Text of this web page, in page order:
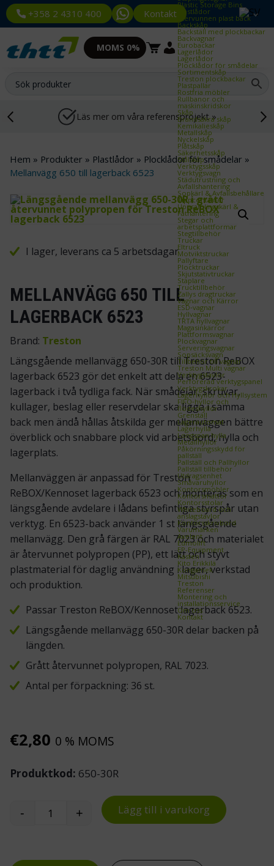
+358 2 4310 400 Kontakt
Plastic Storage Bins
Plastlådor
Återvunnen plast back
Backskåp
Backställ med plockbackar
Backvagnar
Eurobackar
Lagerlådor
Lagerlådor
Plocklådor för smådelar
Sortimentskåp
Treston plockbackar
Plastpallar
Rostfria möbler
Rullbanor och
maskinskridskor
Skåp
Brandsäkra skåp
Kemikalieskåp
Metallskåp
Nyckelskåp
Plåtskåp
Säkerhetsskåp
Stålskåp
Verktygsskåp
Verktygsvagn
Städutrustning och
Avfallshantering
Sopkärl & Avfallsbehållare
Tippcontainer
Uppsamlingskärl &
Fathantering
Stegar och
arbetsplattformar
Stegtillbehör
Truckar
Eltruck
Motviktstruckar
Pallyftare
Plocktruckar
Skjutstativtruckar
Staplare
Trucktillbehör
Zallys dragtruckar
Vagnar och Kärror
ESD‑vagnar
Hyllvagnar
TRTA hyllvagnar
Magasinkärror
Plattformsvagnar
Plockvagnar
Serveringsvagnar
Sopsäcksvagn
Tillbehör till vagnar
Treston Multi vagnar
Verktygstavlor
Perforerad verktygspanel
Verktygskrokar
Lagerhyllor och Hyllsystem
FIFO‑hyllor och
flödeshyllor
Grenställ
Lagerautomat
Lagerhylla
Longspan hylla
Metallhyllor
Påkörningsskydd för
pallställ
Pallställ och Pallhyllor
Pallställ tillbehör
Utdragsenhet
Småvaruhyllor
Kontorsmöbler
Kontorsmattor
Kontorsstolar
Whiteboard och
anslagstavlor
Kontorsskrivbord
Varumärken
Axelent
Edmolift
EP-Equipment
Kasten
Kito Erikkilä
Kongamek
Mitsubishi
Treston
Referenser
Montering och
installationsservice
Om oss
Kontakt
MOMS 0%
Läs mer om våra referensprojekt »
Hem » Produkter » Plastlådor » Plocklådor för smådelar »
Mellanvägg 650 till lagerback 6523
I lager, leverans ca 5 arbetsdagar
MELLANVÄGG 650 TILL
LAGERBACK 6523
Brand: Treston
Längsgående mellanvägg 650-30R till Treston ReBOX
lagerback 6523 gör det enkelt att dela en 6523-
lagerback i två tydliga fack. När smådelar, skruvar,
kullager, beslag eller reservdelar ska ligga i samma
back men ändå hållas åtskilda ger mellanväggen bättre
överblick och snabbare plock vid arbetsbord, hylla och
lagerplats.
Mellanväggen är anpassad för Treston
ReBOX/Kennoset lagerback 6523 och monteras som en
längsgående avdelare i lådans befintliga styrspår utan
verktyg. En 6523-back använder 1 st längsgående
mellanvägg. Den grå färgen är RAL 7023 och materialet
är återvunnet polypropen (PP), ett lätt och styvt
plastmaterial för daglig användning i lager, verkstad
och produktion.
Passar Treston ReBOX/Kennoset lagerback 6523.
Längsgående mellanvägg 650-30R delar backen på
längden.
Grått återvunnet polypropen, RAL 7023.
Antal per förpackning: 36 st.
€2,80 0 % MOMS
Produktkod: 650-30R
Mellanvägg 650 till lagerback 6523 mängd
- + Lägg till i varukorg